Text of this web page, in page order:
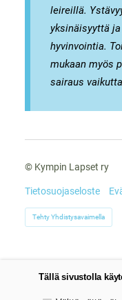
leireillä.
yksinäisyyttä
hyvinvointia.
mukaan myös
sairaus
© Kympin Lapset ry
Tietosuojaseloste
Tehty Yhdistysavaimella
Tällä sivustolla